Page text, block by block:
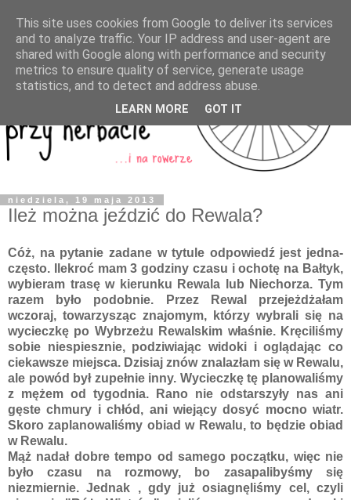
niedziela, 19 maja 2013
Ileż można jeździć do Rewala?
Cóż, na pytanie zadane w tytule odpowiedź jest jedna-
często. Ilekroć mam 3 godziny czasu i ochotę na Bałtyk,
wybieram trasę w kierunku Rewala lub Niechorza. Tym
razem było podobnie. Przez Rewal przejeżdżałam
wczoraj, towarzysząc znajomym, którzy wybrali się na
wycieczkę po Wybrzeżu Rewalskim właśnie. Kręciliśmy
sobie niespiesznie, podziwiając widoki i oglądając co
ciekawsze miejsca. Dzisiaj znów znalazłam się w Rewalu,
ale powód był zupełnie inny. Wycieczkę tę planowaliśmy
z mężem od tygodnia. Rano nie odstarszyły nas ani
gęste chmury i chłód, ani wiejący dosyć mocno wiatr.
Skoro zaplanowaliśmy obiad w Rewalu, to będzie obiad
w Rewalu.
Mąż nadał dobre tempo od samego początku, więc nie
było czasu na rozmowy, bo zasapalibyśmy się
niezmiernie. Jednak , gdy już osiagnęliśmy cel, czyli
This site uses cookies from Google to deliver its services
and to analyze traffic. Your IP address and user-agent are
shared with Google along with performance and security
metrics to ensure quality of service, generate usage
statistics, and to detect and address abuse.
LEARN MORE GOT IT